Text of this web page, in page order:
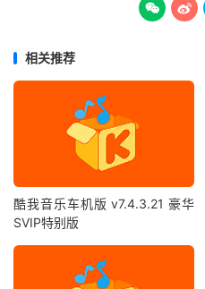
 
相关推荐
酷我音乐车机版 v7.4.3.21 豪华
SVIP特别版